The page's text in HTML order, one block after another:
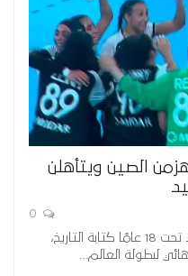
الصين ويتأهلن
واصل منتخب مصر للناشئات لكرة اليد تحت 18 عامًا كتابة التاريخ،
لبطولة العالم…